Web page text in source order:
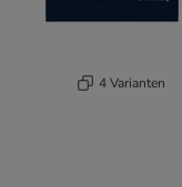
4 Varianten